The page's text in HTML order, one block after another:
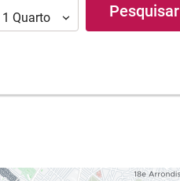
1 Quarto Pesquisar